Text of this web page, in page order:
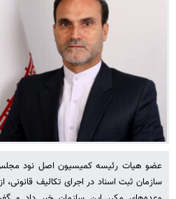
سازمان ثبت اسناد در اجرای تکالیف قانونی،